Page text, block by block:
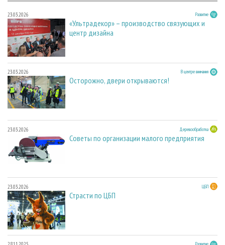
23.03.2026 Развитие
«Ультрадекор» – производство связующих и
центр дизайна
23.03.2026 В центре внимания
Осторожно, двери открываются!
23.03.2026 Деревообработка
Советы по организации малого предприятия
23.03.2026 ЦБП
Страсти по ЦБП